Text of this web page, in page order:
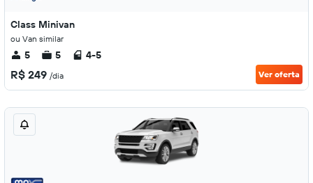
Class Minivan
ou Van similar
5 5 4-5
R$ 249 /dia Ver oferta